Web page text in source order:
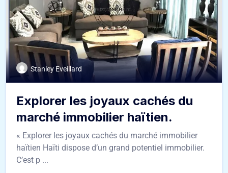
Stanley Eveillard
Explorer les joyaux cachés du
marché immobilier haïtien.
« Explorer les joyaux cachés du marché immobilier
haïtien Haïti dispose d’un grand potentiel immobilier.
C’est p ...